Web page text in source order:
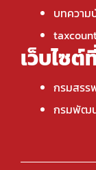
บทควา
เว็บไซต์
กรมสรร
กรมพัฒน